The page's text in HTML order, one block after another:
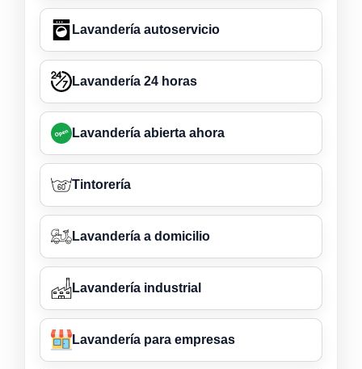
Lavandería autoservicio
Lavandería 24 horas
Lavandería abierta ahora
Tintorería
Lavandería a domicilio
Lavandería industrial
Lavandería para empresas